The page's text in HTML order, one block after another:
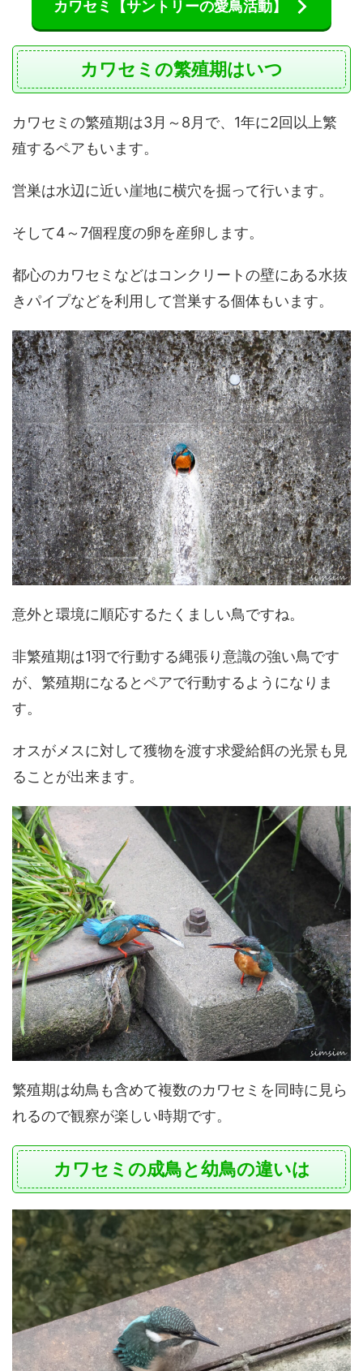
カワセミ【サントリーの愛鳥活動】
カワセミの繁殖期はいつ
カワセミの繁殖期は3月～8月で、1年に2回以上繁
殖するペアもいます。
営巣は水辺に近い崖地に横穴を掘って行います。
そして4～7個程度の卵を産卵します。
都心のカワセミなどはコンクリートの壁にある水抜
きパイプなどを利用して営巣する個体もいます。
意外と環境に順応するたくましい鳥ですね。
非繁殖期は1羽で行動する縄張り意識の強い鳥です
が、繁殖期になるとペアで行動するようになりま
す。
オスがメスに対して獲物を渡す求愛給餌の光景も見
ることが出来ます。
繁殖期は幼鳥も含めて複数のカワセミを同時に見ら
れるので観察が楽しい時期です。
カワセミの成鳥と幼鳥の違いは